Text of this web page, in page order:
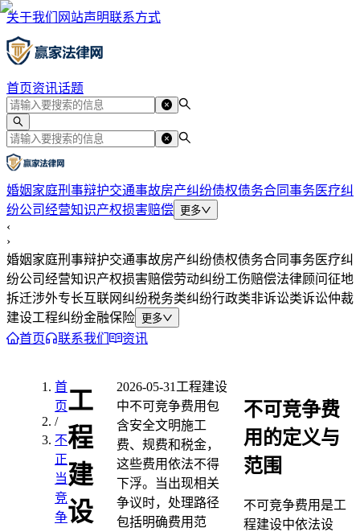
关于我们 网站声明联系方式
首页资讯话题
婚姻家庭刑事辩护交通事故房产纠纷债权债务合同事务医疗纠
纷公司经营知识产权损害赔偿 更多
‹
›
婚姻家庭刑事辩护交通事故房产纠纷债权债务合同事务医疗纠
纷公司经营知识产权损害赔偿劳动纠纷工伤赔偿法律顾问征地
拆迁涉外专长互联网纠纷税务类纠纷行政类非诉讼类诉讼仲裁
建设工程纠纷金融保险 更多
首页 联系我们 资讯
首
页
/
不
正
当
竞
争
工
程
建
设
2026-05-31 工程建设
中不可竞争费用包
含安全文明施工
费、规费和税金，
这些费用依法不得
下浮。当出现相关
争议时，处理路径
包括明确费用范
不可竞争费
用的定义与
范围
不可竞争费用是工
程建设中依法设